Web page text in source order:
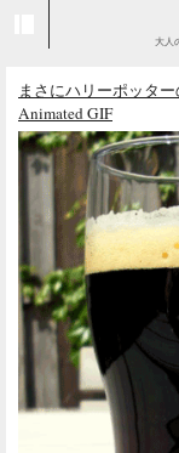
大人
まさにハリーポッタ
Animated GIF